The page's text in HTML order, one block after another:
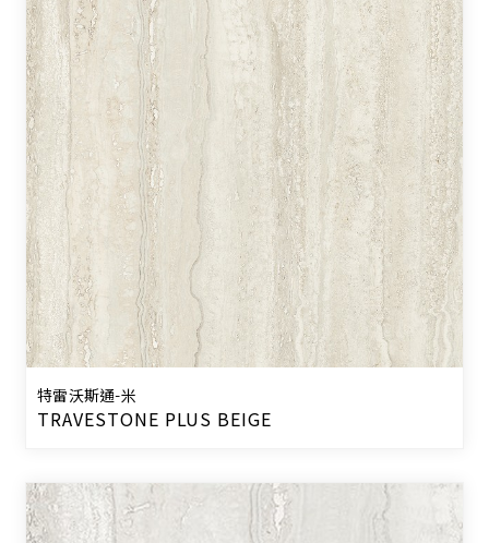
特雷沃斯通-米
TRAVESTONE PLUS BEIGE